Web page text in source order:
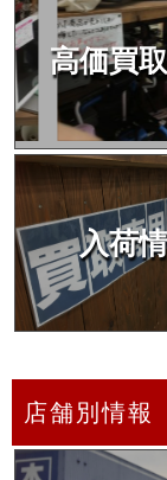
高価買
入荷
店舗別情報